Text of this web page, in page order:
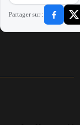
Partager sur :